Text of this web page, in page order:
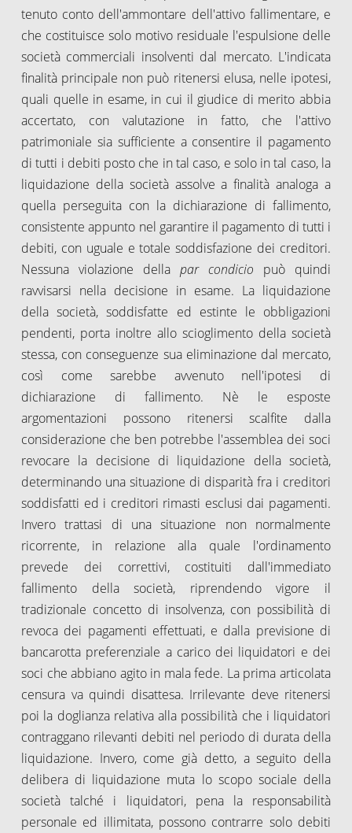
tenuto conto dell'ammontare dell'attivo fallimentare, e
che costituisce solo motivo residuale l'espulsione delle
società commerciali insolventi dal mercato. L'indicata
finalità principale non può ritenersi elusa, nelle ipotesi,
quali quelle in esame, in cui il giudice di merito abbia
accertato, con valutazione in fatto, che l'attivo
patrimoniale sia sufficiente a consentire il pagamento
di tutti i debiti posto che in tal caso, e solo in tal caso, la
liquidazione della società assolve a finalità analoga a
quella perseguita con la dichiarazione di fallimento,
consistente appunto nel garantire il pagamento di tutti i
debiti, con uguale e totale soddisfazione dei creditori.
Nessuna violazione della par condicio può quindi
ravvisarsi nella decisione in esame. La liquidazione
della società, soddisfatte ed estinte le obbligazioni
pendenti, porta inoltre allo scioglimento della società
stessa, con conseguenze sua eliminazione dal mercato,
così come sarebbe avvenuto nell'ipotesi di
dichiarazione di fallimento. Nè le esposte
argomentazioni possono ritenersi scalfite dalla
considerazione che ben potrebbe l'assemblea dei soci
revocare la decisione di liquidazione della società,
determinando una situazione di disparità fra i creditori
soddisfatti ed i creditori rimasti esclusi dai pagamenti.
Invero trattasi di una situazione non normalmente
ricorrente, in relazione alla quale l'ordinamento
prevede dei correttivi, costituiti dall'immediato
fallimento della società, riprendendo vigore il
tradizionale concetto di insolvenza, con possibilità di
revoca dei pagamenti effettuati, e dalla previsione di
bancarotta preferenziale a carico dei liquidatori e dei
soci che abbiano agito in mala fede. La prima articolata
censura va quindi disattesa. Irrilevante deve ritenersi
poi la doglianza relativa alla possibilità che i liquidatori
contraggano rilevanti debiti nel periodo di durata della
liquidazione. Invero, come già detto, a seguito della
delibera di liquidazione muta lo scopo sociale della
società talché i liquidatori, pena la responsabilità
personale ed illimitata, possono contrarre solo debiti